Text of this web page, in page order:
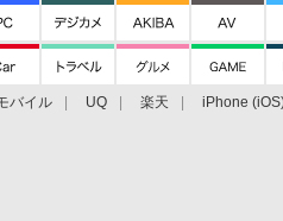
バイル UQ 楽天 iPhone